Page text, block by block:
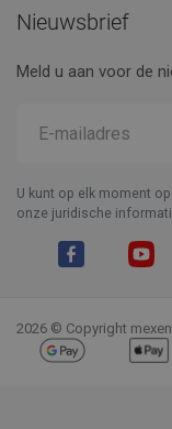
Nieuwsbrief
Meld u aan voor de
U kunt op elk moment
onze juridische
2026 © Copyright